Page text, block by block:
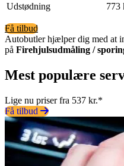
Udstødning 773
Få tilbud
Autobutler hjælper dig med at
på Firehjulsudmåling /
Mest populære
Lige nu priser fra 537 kr.*
Få tilbud